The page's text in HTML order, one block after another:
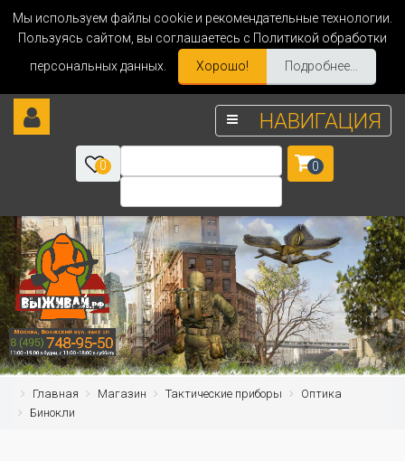
Мы используем файлы cookie и рекомендательные технологии.
Пользуясь сайтом, вы соглашаетесь с Политикой обработки
персональных данных.
Хорошо! Подробнее...
НАВИГАЦИЯ
0 0
Главная Магазин Тактические приборы
Оптика
Бинокли